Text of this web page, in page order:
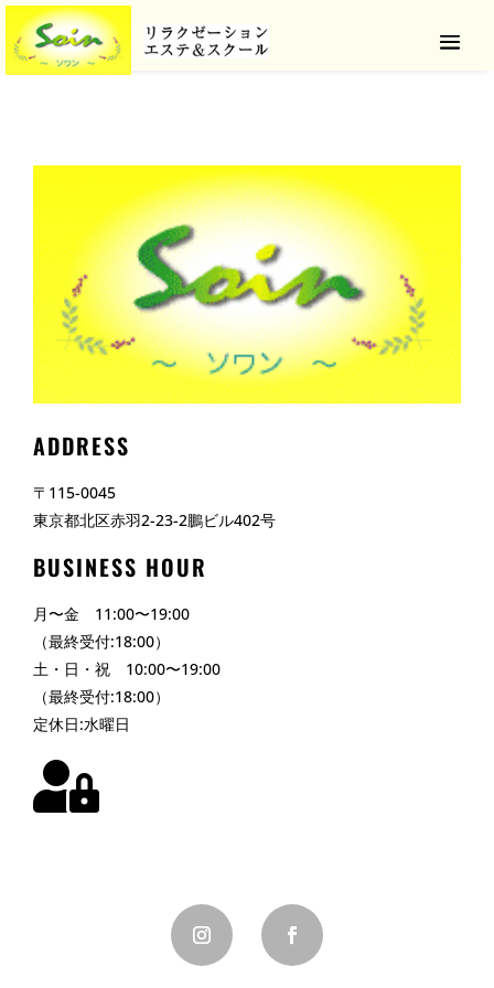
ADDRESS
〒115-0045
東京都北区赤羽2-23-2鵬ビル402号
BUSINESS HOUR
月〜金 11:00〜19:00
（最終受付:18:00）
土・日・祝 10:00〜19:00
（最終受付:18:00）
定休日:水曜日
